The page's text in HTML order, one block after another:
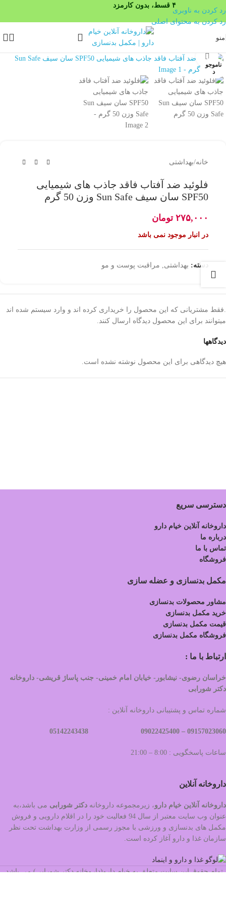
۴ قسط، بدون کارمزد
رد کردن به ناوبری
رد کردن به محتوای اصلی
منو
ناموجو
د
بزرگنمایی تصویر
خانه/بهداشتی
فلوئید ضد آفتاب فاقد جاذب های شیمیایی
SPF50 سان سیف Sun Safe وزن 50 گرم
۲۷۵,۰۰۰ تومان
در انبار موجود نمی باشد
دسته: بهداشتی, مراقبت پوست و مو
دیدگاهها
هیچ دیدگاهی برای این محصول نوشته نشده است.
.فقط مشتریانی که این محصول را خریداری کرده اند و وارد سیستم شده اند
میتوانند برای این محصول دیدگاه ارسال کنند.
دسترسی سریع
داروخانه آنلاین خیام دارو
درباره ما
تماس با ما
فروشگاه
مکمل بدنسازی و عضله سازی
مشاور محصولات بدنسازی
خرید مکمل بدنسازی
قیمت مکمل بدنسازی
فروشگاه مکمل بدنسازی
ارتباط با ما :
خراسان رضوی- نیشابور- خیابان امام خمینی- جنب پاساژ قریشی- داروخانه
دکتر شورابی
شماره تماس و پشتیبانی داروخانه آنلاین :
09157023060 –
ساعات پاسخگویی : 8:00 – 21:00
داروخانه آنلاین
داروخانه آنلاین خیام دارو، زیرمجموعه داروخانه دکتر شورابی می باشد،به
عنوان وب سایت معتبر از سال 94 فعالیت خود را در اقلام دارویی و فروش
مکمل های بدنسازی و ورزشی با مجوز رسمی از وزارت بهداشت تحت نظر
سازمان غذا و دارو آغاز کرده است.
تمام حقوق این سایت متعلق به خیام دارو(داروخانه دکتر شورابی) می باشد.